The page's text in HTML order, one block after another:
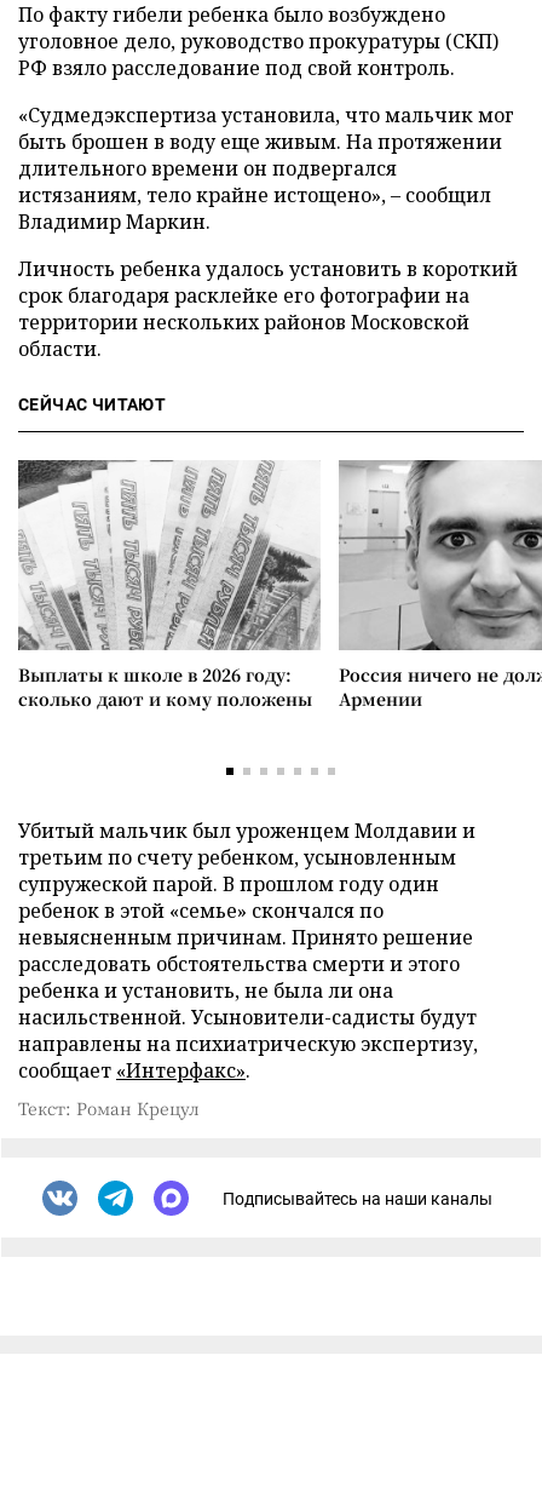
По факту гибели ребенка было возбуждено
уголовное дело, руководство прокуратуры (СКП)
РФ взяло расследование под свой контроль.
«Судмедэкспертиза установила, что мальчик мог
быть брошен в воду еще живым. На протяжении
длительного времени он подвергался
истязаниям, тело крайне истощено», – сообщил
Владимир Маркин.
Личность ребенка удалось установить в короткий
срок благодаря расклейке его фотографии на
территории нескольких районов Московской
области.
СЕЙЧАС ЧИТАЮТ
Выплаты к школе в 2026 году:
сколько дают и кому положены
Россия ничего не
Армении
Убитый мальчик был уроженцем Молдавии и
третьим по счету ребенком, усыновленным
супружеской парой. В прошлом году один
ребенок в этой «семье» скончался по
невыясненным причинам. Принято решение
расследовать обстоятельства смерти и этого
ребенка и установить, не была ли она
насильственной. Усыновители-садисты будут
направлены на психиатрическую экспертизу,
сообщает «Интерфакс».
Текст: Роман Крецул
Подписывайтесь на наши каналы